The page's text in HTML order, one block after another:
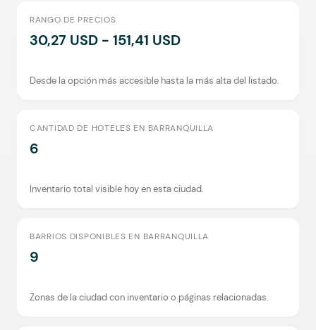
RANGO DE PRECIOS
30,27 USD - 151,41 USD
Desde la opción más accesible hasta la más alta del listado.
CANTIDAD DE HOTELES EN BARRANQUILLA
6
Inventario total visible hoy en esta ciudad.
BARRIOS DISPONIBLES EN BARRANQUILLA
9
Zonas de la ciudad con inventario o páginas relacionadas.